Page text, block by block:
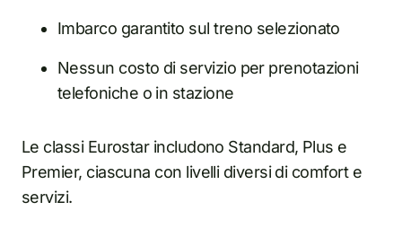
Imbarco garantito sul treno selezionato
Nessun costo di servizio per prenotazioni
telefoniche o in stazione
Le classi Eurostar includono Standard, Plus e
Premier, ciascuna con livelli diversi di comfort e
servizi.